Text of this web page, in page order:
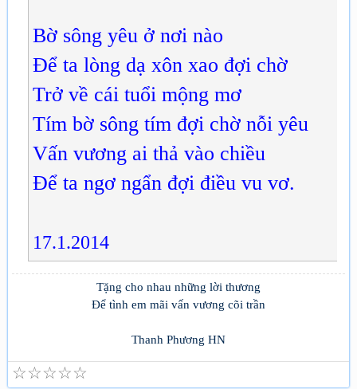
Bờ sông yêu ở nơi nào
Để ta lòng dạ xôn xao đợi chờ
Trở về cái tuổi mộng mơ
Tím bờ sông tím đợi chờ nỗi yêu
Vấn vương ai thả vào chiều
Để ta ngơ ngẩn đợi điều vu vơ.
17.1.2014
Tặng cho nhau những lời thương
Để tình em mãi vấn vương cõi trần
Thanh Phương HN
☆
☆
☆
☆
☆